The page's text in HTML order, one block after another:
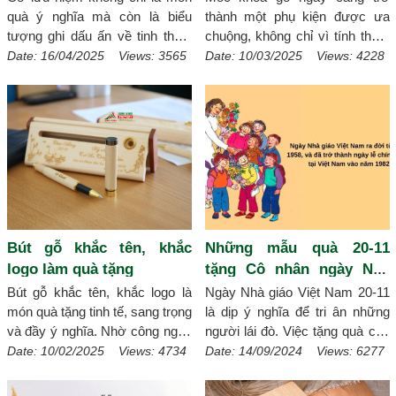
tiết qua bài viết dưới đây! [Chi
tiết]
quà ý nghĩa mà còn là biểu
tượng ghi dấu ấn về tinh thần,
nỗ lực và sự ghi nhận trong các
thể thao. Xmagic địa chỉ in cờ
lưu niệm giá rẻ, lấy ngay trong
ngày.[Chi tiết]
Date: 16/04/2025 Views: 3565
Cầu
thành một phụ kiện được ưa
chuộng, không chỉ vì tính thẩm
mỹ mà còn bởi độ bền và khả
dung theo yêu cầu, sản phẩm là
lựa chọn tuyệt vời cho quà tặng
cá nhân và doanh nghiệp. Vậy
đâu là những mẫu móc khóa gỗ
đẹp nhất hiện nay? Hãy cùng
Xmagic khám phá Top 10 mẫu
móc khóa gỗ đẹp khắc laser
theo yêu cầu để tìm ra lựa chọn
phù hợp nhất![Chi tiết]
Date: 10/03/2025 Views: 4228
Bút gỗ khắc tên, khắc
logo làm quà tặng
Bút gỗ khắc tên, khắc logo là
món quà tặng tinh tế, sang trọng
và đầy ý nghĩa. Nhờ công nghệ
khắc laser sắc nét, bền màu
mang lại giá trị sử dụng cao mà
Date: 10/02/2025 Views: 4734
Những mẫu quà 20-11
tặng Cô nhân ngày Nhà
giáo Việt Nam
Ngày Nhà giáo Việt Nam 20-11
là dịp ý nghĩa để tri ân những
người lái đò. Việc tặng quà cho
thầy cô nhân ngày này không
là cách để bày tỏ sự kính trọng.
Date: 14/09/2024 Views: 6277